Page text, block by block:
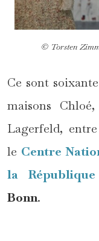
© Torsten
Ce sont
maisons
Lagerfeld,
le Centre
la République
Bonn.